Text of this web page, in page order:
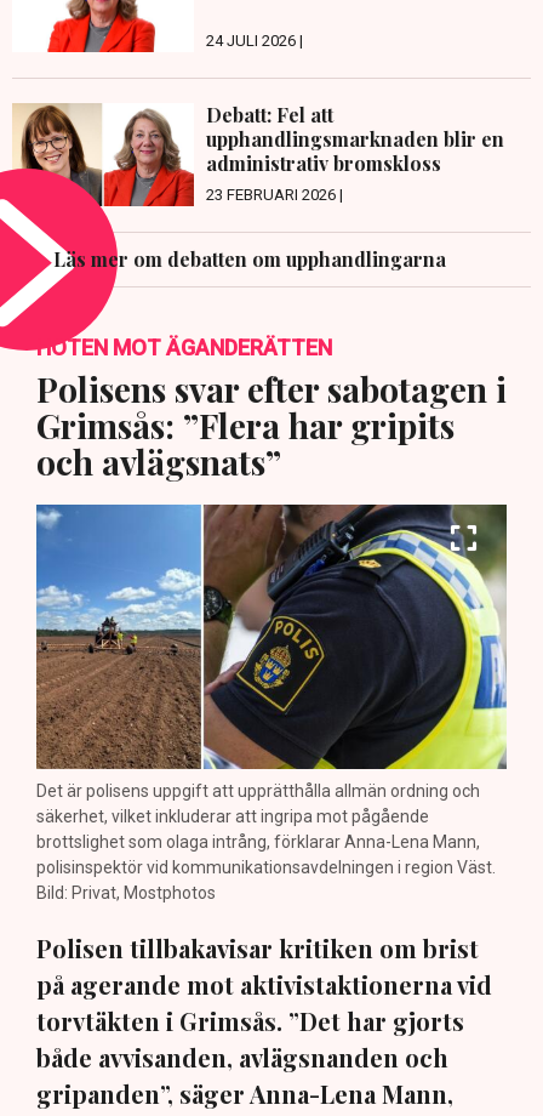
24 JULI 2026 |
Debatt: Fel att
upphandlingsmarknaden blir en
administrativ bromskloss
23 FEBRUARI 2026 |
Läs mer om debatten om upphandlingarna
HOTEN MOT ÄGANDERÄTTEN
Polisens svar efter sabotagen i
Grimsås: ”Flera har gripits
och avlägsnats”
Det är polisens uppgift att upprätthålla allmän ordning och
säkerhet, vilket inkluderar att ingripa mot pågående
brottslighet som olaga intrång, förklarar Anna-Lena Mann,
polisinspektör vid kommunikationsavdelningen i region Väst.
Bild: Privat, Mostphotos
Polisen tillbakavisar kritiken om brist
på agerande mot aktivistaktionerna vid
torvtäkten i Grimsås. ”Det har gjorts
både avvisanden, avlägsnanden och
gripanden”, säger Anna-Lena Mann,